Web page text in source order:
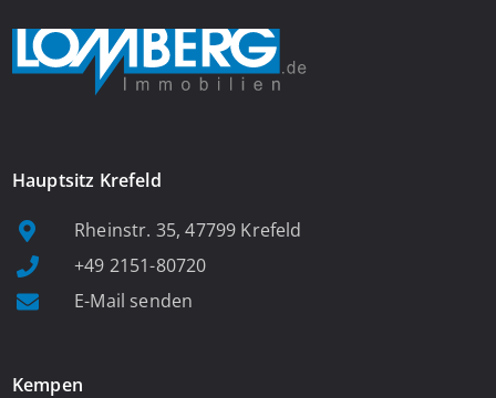
Hauptsitz Krefeld
Rheinstr. 35, 47799 Krefeld
+49 2151-80720
E-Mail senden
Kempen